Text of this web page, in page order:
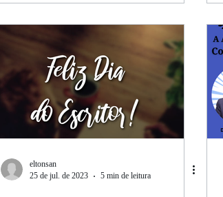
eltonsan
25 de jul. de 2023
5 min de leitura